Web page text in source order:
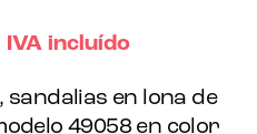
IVA incluído
en lona de
49058 en color